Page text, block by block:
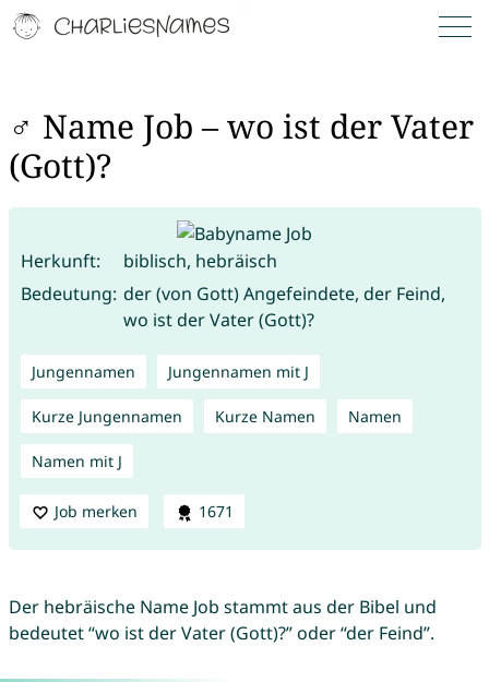
♂ Name Job – wo ist der Vater
(Gott)?
Herkunft:
biblisch, hebräisch
Bedeutung: der (von Gott) Angefeindete, der Feind,
wo ist der Vater (Gott)?
Jungennamen Jungennamen mit J
Kurze Jungennamen Kurze Namen Namen
Namen mit J
Job merken 1671
Der hebräische Name Job stammt aus der Bibel und
bedeutet “wo ist der Vater (Gott)?” oder “der Feind”.